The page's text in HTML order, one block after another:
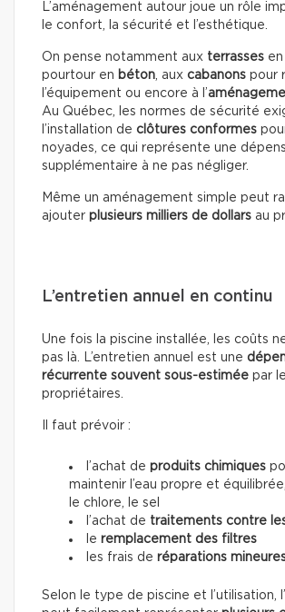
L’aménagement autour joue un rôle
le confort, la sécurité et l’esthétique.
On pense notamment aux terrasses
pourtour en béton, aux cabanons pour
l’équipement ou encore à l’
Au Québec, les normes de sécurité
l’installation de clôtures conformes
noyades, ce qui représente une
supplémentaire à ne pas négliger.
Même un aménagement simple peut
ajouter plusieurs milliers de dollars au
L’entretien annuel en continu
Une fois la piscine installée, les coûts
pas là. L’entretien annuel est une
récurrente souvent sous-estimée par
propriétaires.
Il faut prévoir :
l’achat de produits chimiques
maintenir l’eau propre et
le chlore, le sel
l’achat de traitements contre
le remplacement des filtres
les frais de réparations
Selon le type de piscine et l’utilisation,